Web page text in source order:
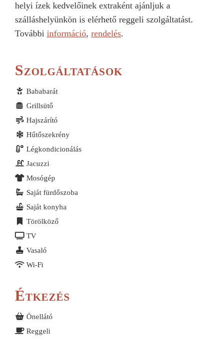
helyi ízek kedvelőinek extraként ajánljuk a
szálláshelyünkön is elérhető reggeli szolgáltatást.
További információ, rendelés.
Szolgáltatások
Bababarát
Grillsütő
Hajszárító
Hűtőszekrény
Légkondicionálás
Jacuzzi
Mosógép
Saját fürdőszoba
Saját konyha
Törölköző
TV
Vasaló
Wi-Fi
Étkezés
Önellátó
Reggeli